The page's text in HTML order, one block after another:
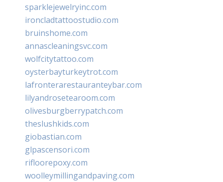
sparklejewelryinc.com
ironcladtattoostudio.com
bruinshome.com
annascleaningsvc.com
wolfcitytattoo.com
oysterbayturkeytrot.com
lafronterarestauranteybar.com
lilyandrosetearoom.com
olivesburgberrypatch.com
theslushkids.com
giobastian.com
glpascensori.com
rifloorepoxy.com
woolleymillingandpaving.com